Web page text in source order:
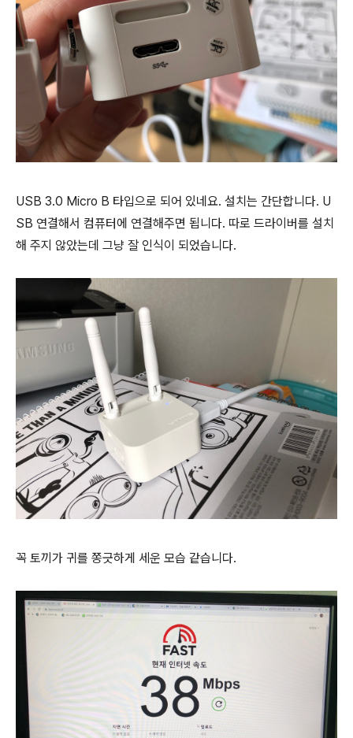
USB 3.0 Micro B 타입으로 되어 있네요. 설치는 간단합니다. U
SB 연결해서 컴퓨터에 연결해주면 됩니다. 따로 드라이버를 설치
해 주지 않았는데 그냥 잘 인식이 되었습니다.
꼭 토끼가 귀를 쫑긋하게 세운 모습 같습니다.